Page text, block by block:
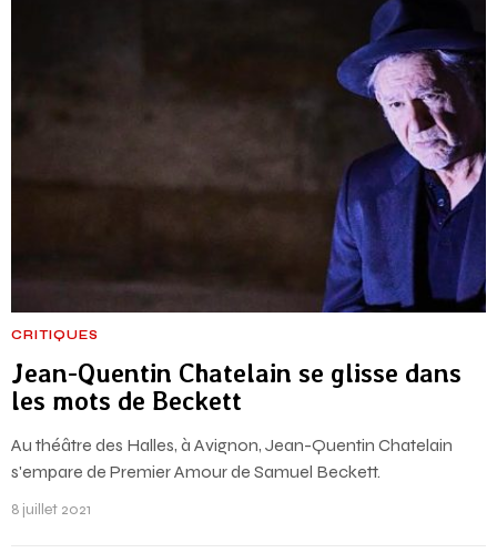
CRITIQUES
Jean-Quentin Chatelain se glisse dans
les mots de Beckett
Au théâtre des Halles, à Avignon, Jean-Quentin Chatelain
s'empare de Premier Amour de Samuel Beckett.
8 juillet 2021